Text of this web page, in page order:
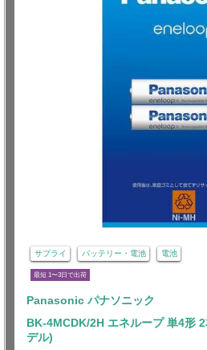
サプライ バッテリー・電池 電池
最短 1〜3日で出荷
Panasonic パナソニック
BK-4MCDK/2H エネループ 単4形
デル)